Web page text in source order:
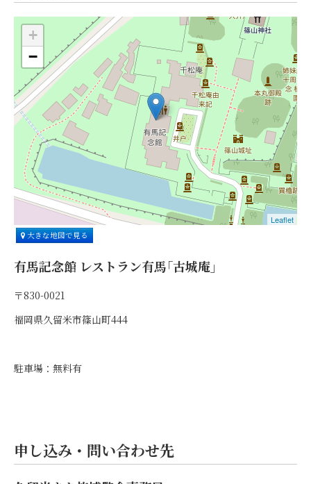
+
−
Leaflet
大きな地図で見る
有馬記念館 レストラン有馬｢古城庵｣
〒830-0021
福岡県久留米市篠山町444
駐車場：無料有
申し込み・問い合わせ先